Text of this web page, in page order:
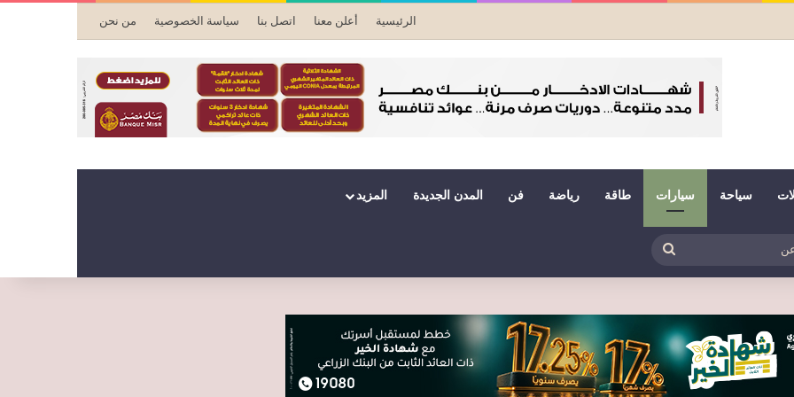
الرئيسية أعلن معنا اتصل بنا سياسة الخصوصية من نحن
سياحة سيارات طاقة رياضة فن المدن الجديدة المزيد
عن